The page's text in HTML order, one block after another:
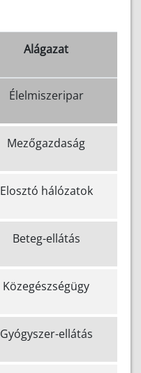
Alágazat
Élelmiszeripar
Mezőgazdaság
Elosztó hálózatok
Beteg-ellátás
Közegészségügy
Gyógyszer-ellátás